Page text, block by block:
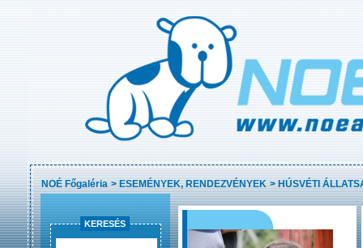
NOÉ Főgaléria >ESEMÉNYEK, RENDEZVÉNYEK >HÚSVÉTI
KERESÉS